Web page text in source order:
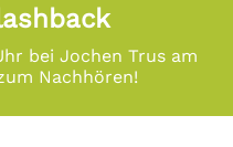
bei Jochen Trus am
Nachhören!